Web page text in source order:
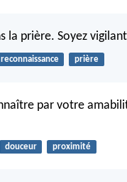
la prière. Soyez
reconnaissance prière
par votre
douceur proximité